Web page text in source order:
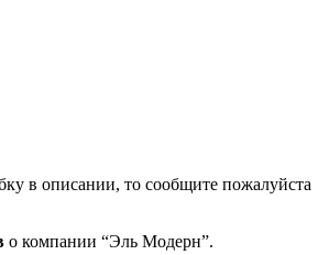
в описании, то сообщите пожалуйста
о компании “Эль Модерн”.